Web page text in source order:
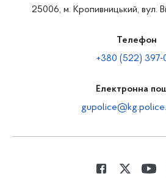
25006, м. Кропивницький, вул.
Телефон
+380 (522) 397-
Електронна